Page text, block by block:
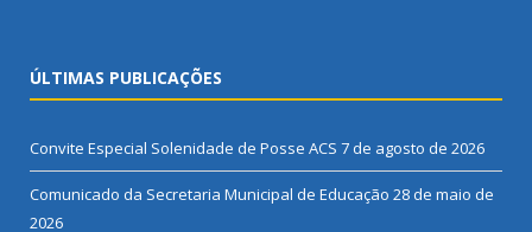
ÚLTIMAS PUBLICAÇÕES
Convite Especial Solenidade de Posse ACS 7 de agosto de 2026
Comunicado da Secretaria Municipal de Educação 28 de maio de
2026